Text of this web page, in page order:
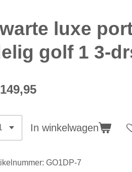
luxe
golf 1 3-
In winkelwagen
GO1DP-7